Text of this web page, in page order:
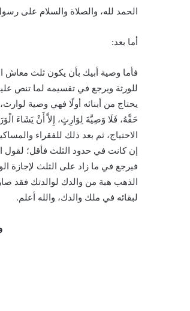
الحمد لله، والصلاة والسلام على
أما بعد:
فأما وصية أبيك بأن يكون ثلث معاش
للورثة ويرجع في تقسيمه لما تنص
يحتاج من أبنائه أولًا فهي وصية
الاحتياج، ثم بعد ذلك للفقراء
فيرجع في ما زاد على الثلث لإجازة
الذهب هبة من والدك لوالدتك فقد
لبقائه في ملك والدك، والله أعلم.